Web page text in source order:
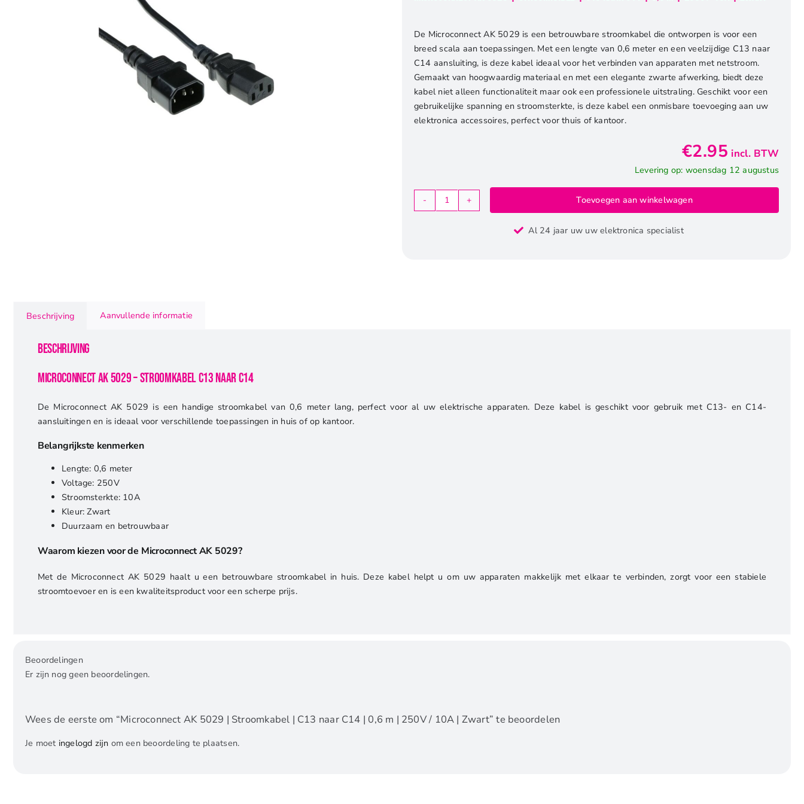
De Microconnect AK 5029 is een betrouwbare stroomkabel die ontworpen is voor een
breed scala aan toepassingen. Met een lengte van 0,6 meter en een veelzijdige C13 naar
C14 aansluiting, is deze kabel ideaal voor het verbinden van apparaten met netstroom.
Gemaakt van hoogwaardig materiaal en met een elegante zwarte afwerking, biedt deze
kabel niet alleen functionaliteit maar ook een professionele uitstraling. Geschikt voor een
gebruikelijke spanning en stroomsterkte, is deze kabel een onmisbare toevoeging aan uw
elektronica accessoires, perfect voor thuis of kantoor.
€2.95 incl. BTW
Levering op: woensdag 12 augustus
Microconnect
/
Toevoegen aan winkelwagen
Al 24 jaar uw uw elektronica specialist
Beschrijving Aanvullende informatie
Beschrijving
Microconnect AK 5029 – Stroomkabel C13 naar C14
De Microconnect AK 5029 is een handige stroomkabel van 0,6 meter lang, perfect voor al uw elektrische apparaten. Deze kabel is geschikt voor gebruik met C13- en C14-
aansluitingen en is ideaal voor verschillende toepassingen in huis of op kantoor.
Belangrijkste kenmerken
Lengte: 0,6 meter
Voltage: 250V
Stroomsterkte: 10A
Kleur: Zwart
Duurzaam en betrouwbaar
Waarom kiezen voor de Microconnect AK 5029?
Met de Microconnect AK 5029 haalt u een betrouwbare stroomkabel in huis. Deze kabel helpt u om uw apparaten makkelijk met elkaar te verbinden, zorgt voor een stabiele
stroomtoevoer en is een kwaliteitsproduct voor een scherpe prijs.
Beoordelingen
Er zijn nog geen beoordelingen.
Wees de eerste om “Microconnect AK 5029 | Stroomkabel | C13 naar C14 | 0,6 m | 250V / 10A | Zwart” te beoordelen
Je moet ingelogd zijn om een beoordeling te plaatsen.